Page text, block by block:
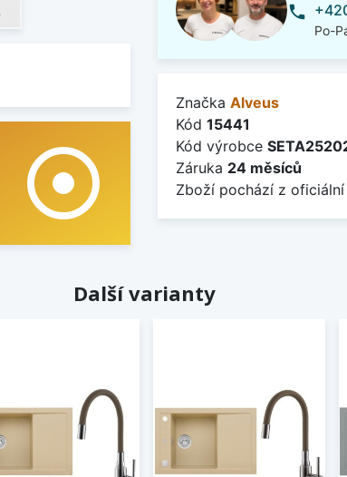
adjust
phone
Po-
Značka Alveus
Kód 15441
Kód výrobce
Záruka 24 měsíců
Zboží pochází z
Další varianty